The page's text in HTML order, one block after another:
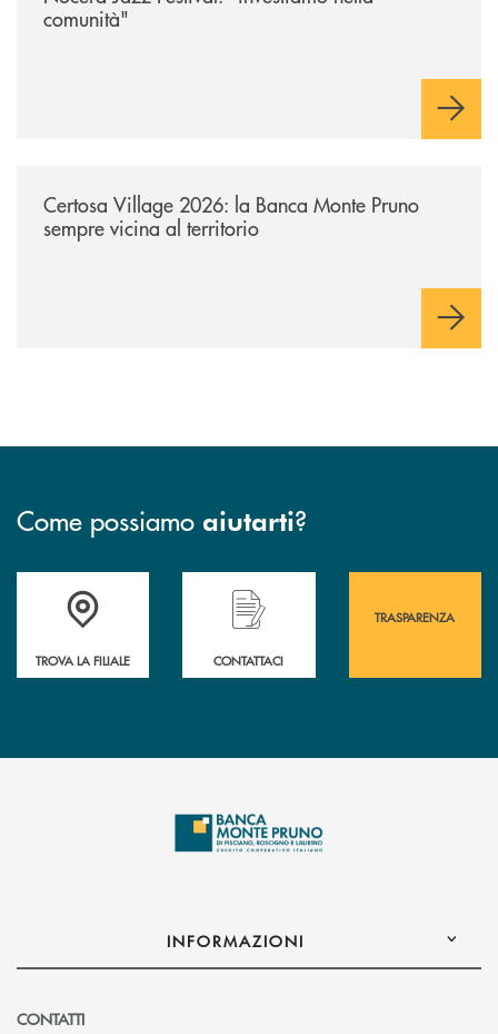
comunità"
Certosa Village 2026: la Banca Monte Pruno
sempre vicina al territorio
Come possiamo aiutarti?
Accedi all' elenco completo&nbsp; delle&nbsp; filiali&nbsp; di Banca
TROVA LA FILIALE
Hai bisogno di assistenza immediata?
CONTATTACI
TRASPARENZA
INFORMAZIONI
CONTATTI